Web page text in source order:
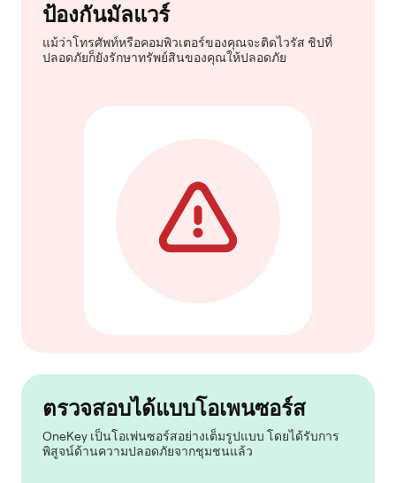
ป้องกันมัลแวร์
แม้ว่าโทรศัพท์หรือคอมพิวเตอร์ของคุณจะติดไวรัส ชิปที่
ปลอดภัยก็ยังรักษาทรัพย์สินของคุณให้ปลอดภัย
ตรวจสอบได้แบบโอเพนซอร์ส
OneKey เป็นโอเพ่นซอร์สอย่างเต็มรูปแบบ โดยได้รับการ
พิสูจน์ด้านความปลอดภัยจากชุมชนแล้ว